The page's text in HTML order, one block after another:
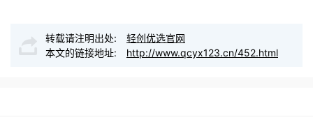
转载请注明出处:
轻创优选官网
本文的链接地址:
http://www.qcyx123.cn/452.html